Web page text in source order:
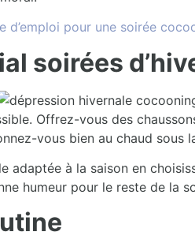
d’emploi pour une soirée
soirées
Offrez-vous des
vous bien au chaud sous
adaptée à la saison en
humeur pour le reste de la